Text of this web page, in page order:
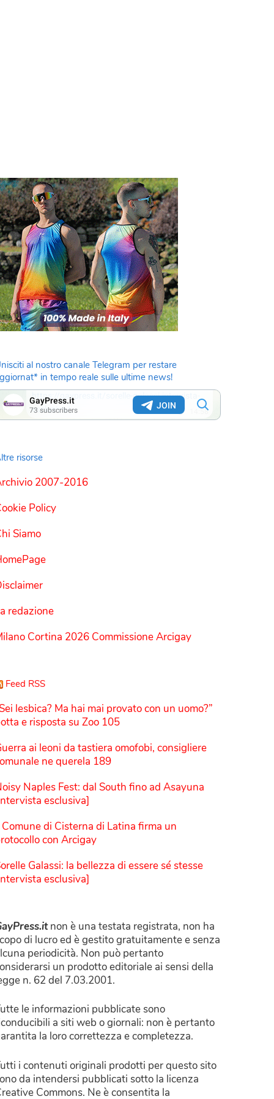
al nostro canale Telegram per restare
in tempo reale sulle ultime news!
risorse
2007-2016
Policy
Siamo
redazione
Cortina 2026 Commissione Arcigay
Feed RSS
lesbica? Ma hai mai provato con un uomo?”
e risposta su Zoo 105
ai leoni da tastiera omofobi, consigliere
ne querela 189
Naples Fest: dal South fino ad Asayuna
esclusiva]
Comune di Cisterna di Latina firma un
con Arcigay
Galassi: la bellezza di essere sé stesse
esclusiva]
non è una testata registrata, non ha
di lucro ed è gestito gratuitamente e senza
periodicità. Non può pertanto
un prodotto editoriale ai sensi della
n. 62 del 7.03.2001.
le informazioni pubblicate sono
a siti web o giornali: non è pertanto
la loro correttezza e completezza.
i contenuti originali prodotti per questo sito
da intendersi pubblicati sotto la licenza
Commons. Ne è consentita la